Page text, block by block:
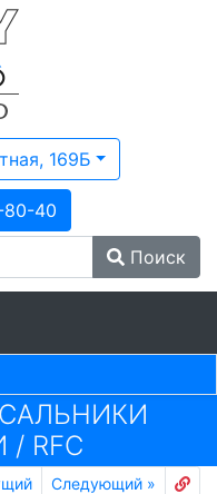
169Б
80-40
Поиск
САЛЬНИКИ
/ RFC
Следующий »